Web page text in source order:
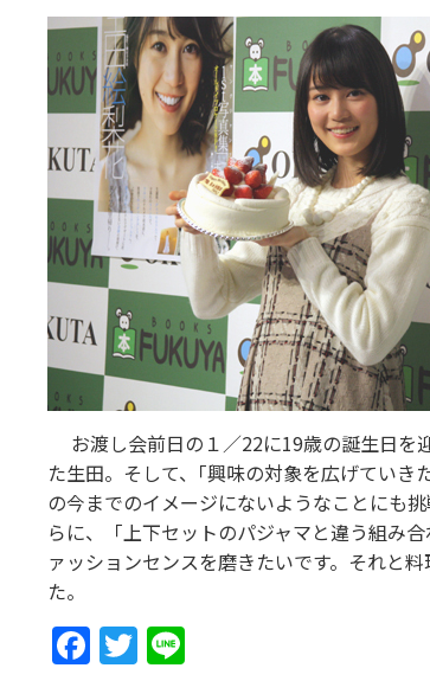
お渡し会前日の１／22に19歳の誕生日を
た生田。そして、｢興味の対象を広げてい
の今までのイメージにないようなことにも
らに、「上下セットのパジャマと違う組み
ァッションセンスを磨きたいです。それと
た。
Facebook
Twitter